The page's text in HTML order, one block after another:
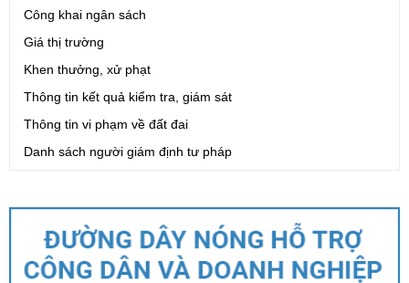
Công khai ngân sách
Giá thị trường
Khen thưởng, xử phạt
Thông tin kết quả kiểm tra, giám sát
Thông tin vi phạm về đất đai
Danh sách người giám định tư pháp